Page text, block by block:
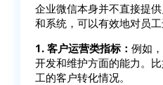
企业微信本身并不直接提
和系统，可以有效地对员
1. 客户运营类指标： 例如，
开发和维护方面的能力。
工的客户转化情况。